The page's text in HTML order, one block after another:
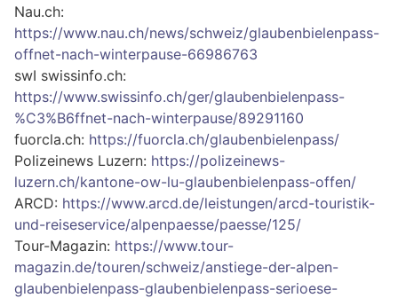
Nau.ch:
https://www.nau.ch/news/schweiz/glaubenbielenpass-
offnet-nach-winterpause-66986763
swI swissinfo.ch:
https://www.swissinfo.ch/ger/glaubenbielenpass-
%C3%B6ffnet-nach-winterpause/89291160
fuorcla.ch: https://fuorcla.ch/glaubenbielenpass/
Polizeinews Luzern: https://polizeinews-
luzern.ch/kantone-ow-lu-glaubenbielenpass-offen/
ARCD: https://www.arcd.de/leistungen/arcd-touristik-
und-reiseservice/alpenpaesse/paesse/125/
Tour-Magazin: https://www.tour-
magazin.de/touren/schweiz/anstiege-der-alpen-
glaubenbielenpass-glaubenbielenpass-serioese-